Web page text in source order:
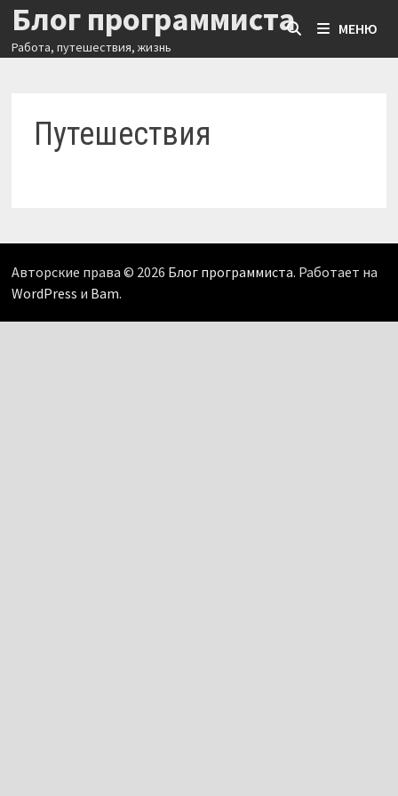
Перейти
содержимому
Блог программиста
Работа, путешествия, жизнь
МЕНЮ
Путешествия
Авторские права © 2026 Блог программиста. Работает на
WordPress и Bam.